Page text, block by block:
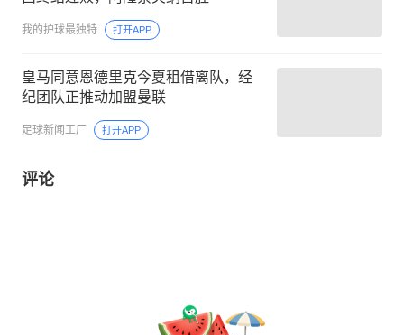
我的护球最独特 打开APP
皇马同意恩德里克今夏租借离队，经
纪团队正推动加盟曼联
足球新闻工厂 打开APP
评论